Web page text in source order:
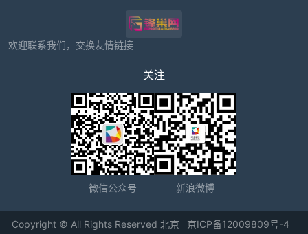
欢迎联系我们，交换友情链接
关注
微信公众号 新浪微博
Copyright © All Rights Reserved 北京
京ICP备12009809号-4